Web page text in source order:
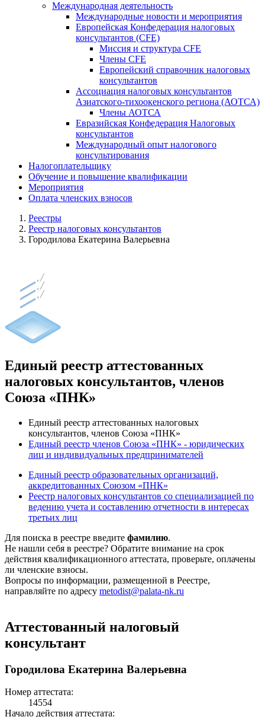
Международная деятельность
Международные новости и мероприятия
Европейская Конфедерация налоговых
консультантов (CFE)
Миссия и структура CFE
Члены CFE
Европейский справочник налоговых
консультантов
Ассоциация налоговых консультантов
Азиатского-тихоокенского региона (АОТСА)
Члены АОТСА
Евразийская Конфедерация Налоговых
консультантов
Международный опыт налогового
консультирования
Налогоплательщику
Обучение и повышение квалификации
Мероприятия
Оплата членских взносов
Реестры
Реестр налоговых консультантов
Городилова Екатерина Валерьевна
Единый реестр аттестованных
налоговых консультантов, членов
Союза «ПНК»
Единый реестр аттестованных налоговых
консультантов, членов Союза «ПНК»
Единый реестр членов Союза «ПНК» - юридических
лиц и индивидуальных предпринимателей
Единый реестр образовательных организаций,
аккредитованных Союзом «ПНК»
Реестр налоговых консультантов со специализацией по
ведению учета и составлению отчетности в интересах
третьих лиц
Для поиска в реестре введите фамилию.
Не нашли себя в реестре? Обратите внимание на срок
действия квалификационного аттестата, проверьте, оплачены
ли членские взносы.
Вопросы по информации, размещенной в Реестре,
направляйте по адресу metodist@palata-nk.ru
Аттестованный налоговый
консультант
Городилова Екатерина Валерьевна
Номер аттестата:
14554
Начало действия аттестата: